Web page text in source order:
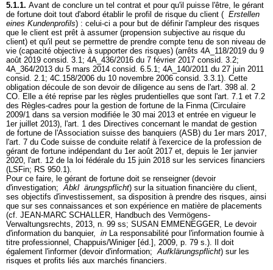
5.1.1. Avant de conclure un tel contrat et pour qu'il puisse l'être, le gérant
de fortune doit tout d'abord établir le profil de risque du client ( Erstellen
eines Kundenprofils) : celui-ci a pour but de définir l'ampleur des risques
que le client est prêt à assumer (propension subjective au risque du
client) et qu'il peut se permettre de prendre compte tenu de son niveau de
vie (capacité objective à supporter des risques) (arrêts 4A_118/2019 du 9
août 2019 consid. 3.1; 4A_436/2016 du 7 février 2017 consid. 3.2;
4A_364/2013 du 5 mars 2014 consid. 6.5.1; 4A_140/2011 du 27 juin 2011
consid. 2.1; 4C.158/2006 du 10 novembre 2006 consid. 3.3.1). Cette
obligation découle de son devoir de diligence au sens de l'art. 398 al. 2
CO. Elle a été reprise par les règles prudentielles que sont l'art. 7.1 et 7.2
des Règles-cadres pour la gestion de fortune de la Finma (Circulaire
2009/1 dans sa version modifiée le 30 mai 2013 et entrée en vigueur le
1er juillet 2013), l'art. 1 des Directives concernant le mandat de gestion
de fortune de l'Association suisse des banquiers (ASB) du 1er mars 2017,
l'art. 7 du Code suisse de conduite relatif à l'exercice de la profession de
gérant de fortune indépendant du 1er août 2017 et, depuis le 1er janvier
2020, l'art. 12 de la loi fédérale du 15 juin 2018 sur les services financiers
(LSFin; RS 950.1).
Pour ce faire, le gérant de fortune doit se renseigner (devoir
d'investigation;Abkl ärungspflicht) sur la situation financière du client,
ses objectifs d'investissement, sa disposition à prendre des risques, ainsi
que sur ses connaissances et son expérience en matière de placements
(cf. JEAN-MARC SCHALLER, Handbuch des Vermögens-
Verwaltungsrechts, 2013, n. 99 ss; SUSAN EMMENEGGER, Le devoir
d'information du banquier, in La responsabilité pour l'information fournie à
titre professionnel, Chappuis/Winiger [éd.], 2009, p. 79 s.). Il doit
également l'informer (devoir d'information;Aufklärungspflicht) sur les
risques et profits liés aux marchés financiers.